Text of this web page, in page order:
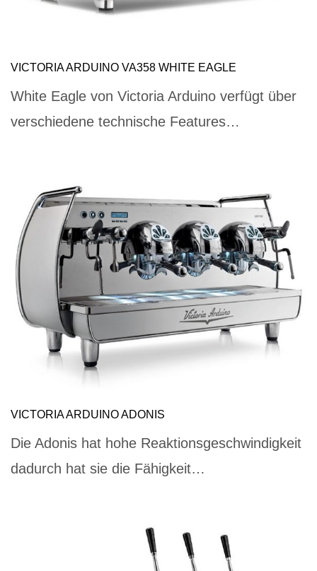
VICTORIA ARDUINO VA358 WHITE EAGLE
White Eagle von Victoria Arduino verfügt über
verschiedene technische Features…
VICTORIA ARDUINO ADONIS
Die Adonis hat hohe Reaktionsgeschwindigkeit
dadurch hat sie die Fähigkeit…